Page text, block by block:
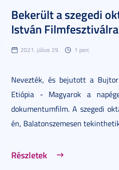
Bekerült a szegedi
István Filmfesztiválra
2021. július 29. 1 perc
Nevezték, és bejutott a
Etiópia - Magyarok a
dokumentumfilm. A szegedi
én, Balatonszemesen
Részletek